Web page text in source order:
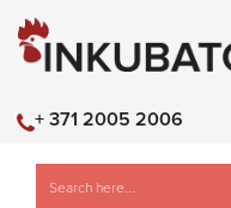
+ 371 2005 2006